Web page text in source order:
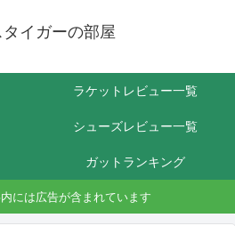
タイガーの部屋
ラケットレビュー一覧
シューズレビュー一覧
ガットランキング
には広告が含まれています